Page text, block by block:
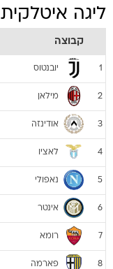
ליגה איטלקית 2011/12
קבוצה
1 יובנטוס
2 מילאן
3 אודינזה
4 לאציו
5 נאפולי
6 אינטר
7 רומא
8 פארמה